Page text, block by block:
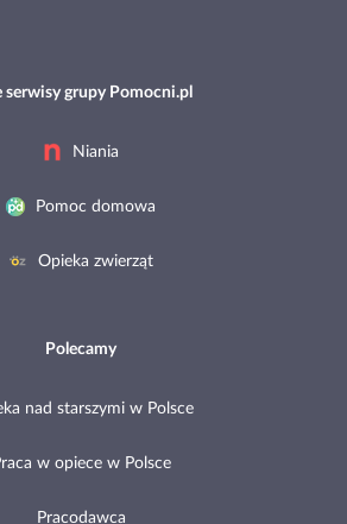
serwisy grupy Pomocni.pl
Niania
Pomoc domowa
Opieka zwierząt
Polecamy
nad starszymi w Polsce
w opiece w Polsce
Pracodawca